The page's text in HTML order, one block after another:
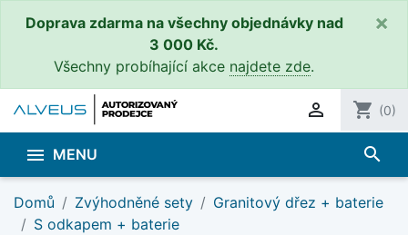
Doprava zdarma na všechny objednávky nad
3 000 Kč.
Všechny probíhající akce najdete zde.
×
 shopping_cart (0)
 MENU search
Domů Zvýhodněné sety
Granitový dřez + baterie
S odkapem + baterie